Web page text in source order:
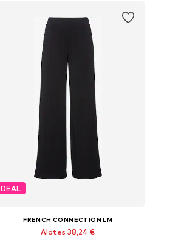
DEAL
FRENCH CONNECTION LM
Alates 38,24 €